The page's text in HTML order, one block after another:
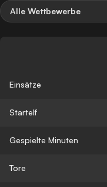
Alle Wettbewerbe
Einsätze
Startelf
Gespielte Minuten
Tore